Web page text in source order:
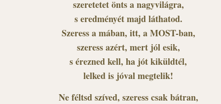
szeretetet önts a nagyvilágra,
s eredményét majd láthatod.
Szeress a mában, itt, a MOST-ban,
szeress azért, mert jól esik,
s érezned kell, ha jót kiküldtél,
lelked is jóval megtelik!
Ne féltsd szíved, szeress csak bátran,